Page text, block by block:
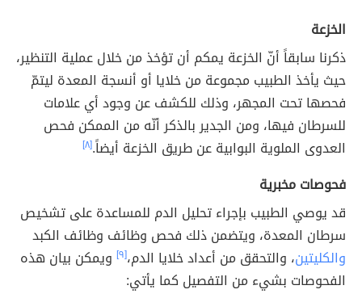
الخزعة
ذكرنا سابقاً أنّ الخزعة يمكم أن تؤخذ من خلال عملية التنظير،
حيث يأخذ الطبيب مجموعة من خلايا أو أنسجة المعدة ليتمّ
فحصها تحت المجهر، وذلك للكشف عن وجود أي علامات
للسرطان فيها، ومن الجدير بالذكر أنّه من الممكن فحص
العدوى الملوية البوابية عن طريق الخزعة أيضاً.[٨]
فحوصات مخبرية
قد يوصي الطبيب بإجراء تحليل الدم للمساعدة على تشخيص
سرطان المعدة، ويتضمن ذلك فحص وظائف وظائف الكبد
والكليتين، والتحقق من أعداد خلايا الدم،[٩]
ويمكن بيان هذه
الفحوصات بشيء من التفصيل كما يأتي: